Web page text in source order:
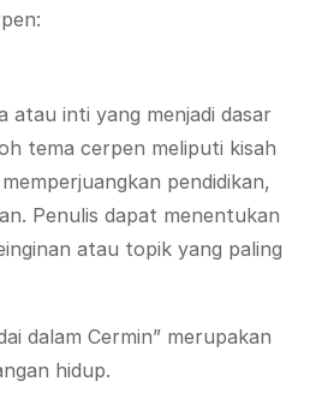
atau inti yang menjadi dasar
tema cerpen meliputi kisah
pendidikan,
Penulis dapat menentukan
atau topik yang paling
dalam Cermin” merupakan
hidup.